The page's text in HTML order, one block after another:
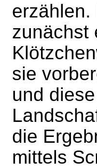
erzählen.
zunächst
sie
und
die
mittels